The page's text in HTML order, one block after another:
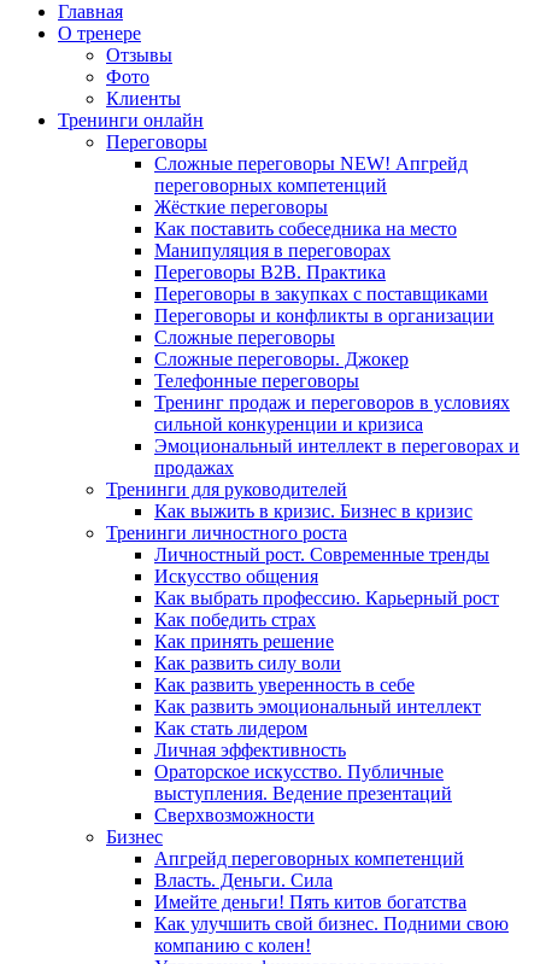
Главная
О тренере
Отзывы
Фото
Клиенты
Тренинги онлайн
Переговоры
Сложные переговоры NEW! Апгрейд
переговорных компетенций
Жёсткие переговоры
Как поставить собеседника на место
Манипуляция в переговорах
Переговоры B2B. Практика
Переговоры в закупках с поставщиками
Переговоры и конфликты в организации
Сложные переговоры
Сложные переговоры. Джокер
Телефонные переговоры
Тренинг продаж и переговоров в условиях
сильной конкуренции и кризиса
Эмоциональный интеллект в переговорах и
продажах
Тренинги для руководителей
Как выжить в кризис. Бизнес в кризис
Тренинги личностного роста
Личностный рост. Современные тренды
Искусство общения
Как выбрать профессию. Карьерный рост
Как победить страх
Как принять решение
Как развить силу воли
Как развить уверенность в себе
Как развить эмоциональный интеллект
Как стать лидером
Личная эффективность
Ораторское искусство. Публичные
выступления. Ведение презентаций
Сверхвозможности
Бизнес
Апгрейд переговорных компетенций
Власть. Деньги. Сила
Имейте деньги! Пять китов богатства
Как улучшить свой бизнес. Подними свою
компанию с колен!